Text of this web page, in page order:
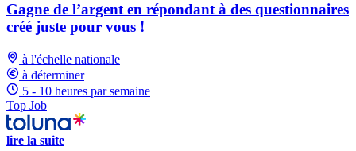
Gagne de l’argent en répondant à des questionnaires
créé juste pour vous !
à l'échelle nationale
à déterminer
5 - 10 heures par semaine
Top Job
lire la suite